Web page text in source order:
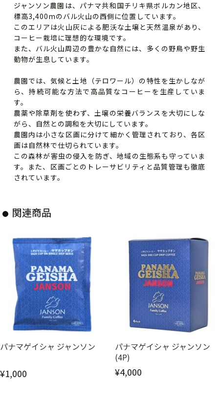
ジャンソン農園は、パナマ共和国チリキ県ボルカン地区、
標高3,400mのバル火山の西側に位置しています。
このエリアは火山灰による肥沃な土壌と天然温泉があり、
コーヒー栽培に理想的な環境です。
また、バル火山周辺の豊かな自然には、多くの野鳥や野生
動物が生息しています。
農園では、気候と土地（テロワール）の特性を生かしなが
ら、持続可能な方法で高品質なコーヒーを生産していま
す。
農薬や除草剤を使わず、土壌の栄養バランスを大切にしな
がら、自然との調和を大切にしています。
農園内は小さな区画に分けて細かく管理されており、各区
画は自然林で仕切られています。
この森林が害虫の侵入を防ぎ、地域の生態系も守っていま
す。また、区画ごとのトレーサビリティと品質管理も徹底
されています。
関連商品
パナマゲイシャ ジャンソン
¥1,000
パナマゲイシャ ジャンソン
(4P)
¥4,000